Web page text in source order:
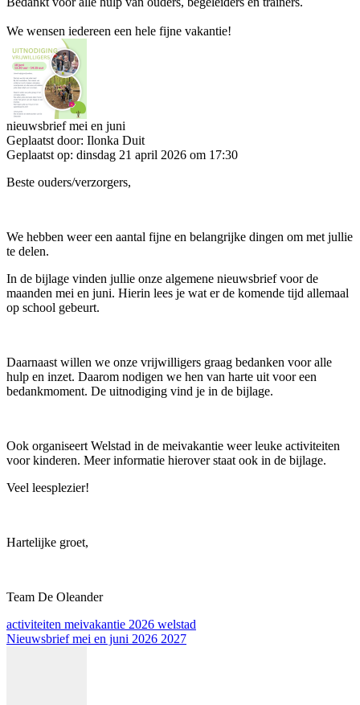
We wensen iedereen een hele fijne vakantie!
nieuwsbrief mei en juni
Geplaatst door: Ilonka Duit
Geplaatst op: dinsdag 21 april 2026 om 17:30
Beste ouders/verzorgers,
We hebben weer een aantal fijne en belangrijke dingen om met jullie
te delen.
In de bijlage vinden jullie onze algemene nieuwsbrief voor de
maanden mei en juni. Hierin lees je wat er de komende tijd allemaal
op school gebeurt.
Daarnaast willen we onze vrijwilligers graag bedanken voor alle
hulp en inzet. Daarom nodigen we hen van harte uit voor een
bedankmoment. De uitnodiging vind je in de bijlage.
Ook organiseert Welstad in de meivakantie weer leuke activiteiten
voor kinderen. Meer informatie hierover staat ook in de bijlage.
Veel leesplezier!
Hartelijke groet,
Team De Oleander
activiteiten meivakantie 2026 welstad
Nieuwsbrief mei en juni 2026 2027